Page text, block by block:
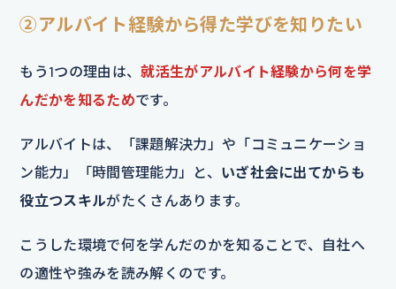
②アルバイト経験から得た学びを知りたい
もう1つの理由は、就活生がアルバイト経験から何を学
んだかを知るためです。
アルバイトは、「課題解決力」や「コミュニケーショ
ン能力」「時間管理能力」と、 いざ社会に出てからも
役立つスキルがたくさんあります。
こうした環境で何を学んだのかを知ることで、自社へ
の適性や強みを読み解くのです。